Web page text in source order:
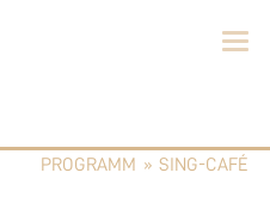
PROGRAMM »SING-CAFÉ